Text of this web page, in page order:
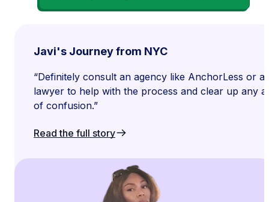
Javi's Journey from NYC
“Definitely consult an agency like AnchorLess or a
lawyer to help with the process and clear up any
of confusion.”
Read the full story